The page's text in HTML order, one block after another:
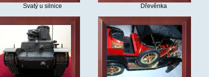
Svatý u silnice Dřevěnka